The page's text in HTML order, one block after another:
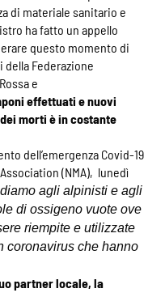
di materiale sanitario e
ha fatto un appello
questo momento di
Federazione
e
effettuati e nuovi
morti è in costante
dell’emergenza Covid-19
(NMA), lunedì
agli alpinisti e agli
di ossigeno vuote ove
riempite e utilizzate
coronavirus che hanno
partner locale, la